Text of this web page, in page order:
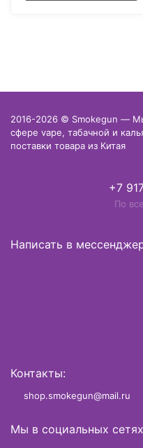
2016-2026 © Smokegun —
сфере vape, табачной и
поставки товара из Китая
+7
По
Написать в
Контакты:
shop.smokegun@mail.ru
Мы в социальных